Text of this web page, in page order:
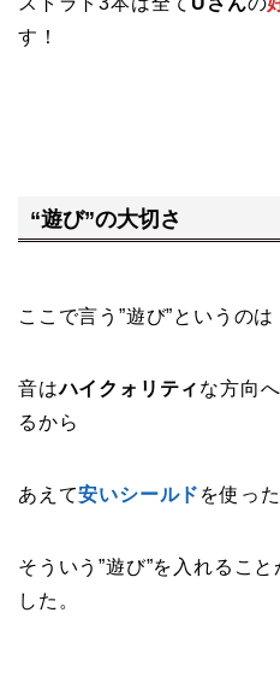
す！
“遊び”の大切さ
ここで言う”遊び”というのは
音はハイクォリティ な方向
るから
あえて安いシールド を使った
そういう”遊び”を入れるこ
した。